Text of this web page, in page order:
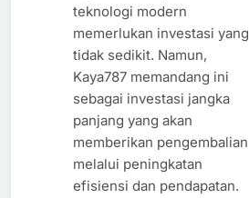
teknologi modern
memerlukan investasi yang
tidak sedikit. Namun,
Kaya787 memandang ini
sebagai investasi jangka
panjang yang akan
memberikan pengembalian
melalui peningkatan
efisiensi dan pendapatan.